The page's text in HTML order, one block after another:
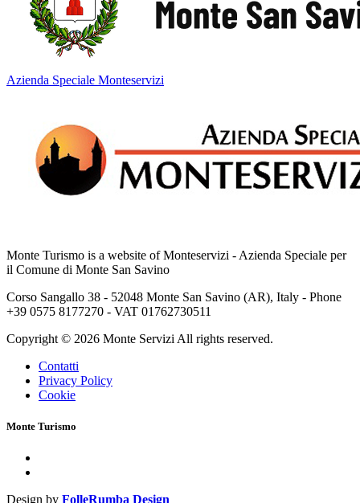
Azienda Speciale Monteservizi
Monte Turismo is a website of Monteservizi - Azienda Speciale per
il Comune di Monte San Savino
Corso Sangallo 38 - 52048 Monte San Savino (AR), Italy - Phone
+39 0575 8177270 - VAT 01762730511
Copyright © 2026 Monte Servizi All rights reserved.
Contatti
Privacy Policy
Cookie
Monte Turismo
Design by FolleRumba Design